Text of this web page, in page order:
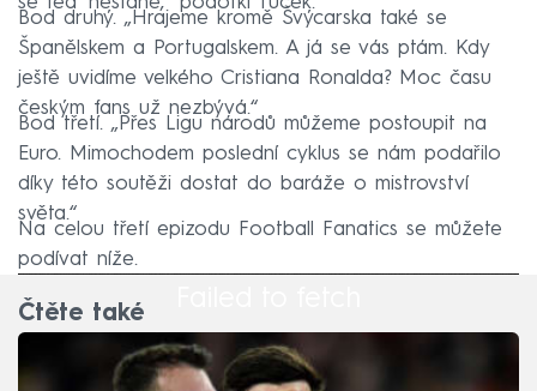
Bod druhý. „Hrajeme kromě Švýcarska také se
Španělskem a Portugalskem. A já se vás ptám. Kdy
ještě uvidíme velkého Cristiana Ronalda? Moc času
českým fans už nezbývá.“
Bod třetí. „Přes Ligu národů můžeme postoupit na
Euro. Mimochodem poslední cyklus se nám podařilo
díky této soutěži dostat do baráže o mistrovství
světa.“
Na celou třetí epizodu Football Fanatics se můžete
podívat níže.
Čtěte také